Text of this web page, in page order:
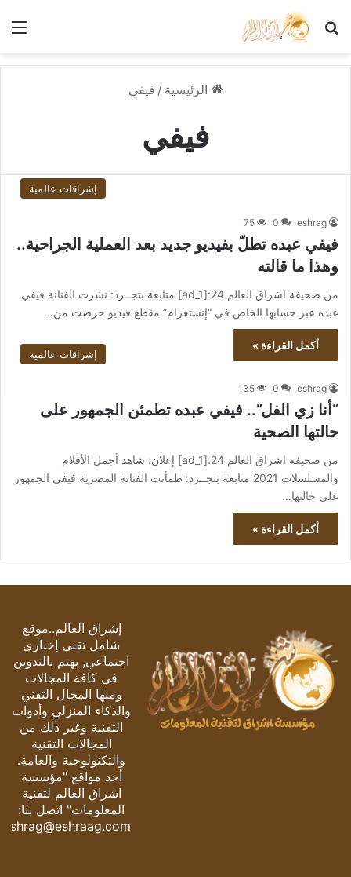
بحث عن
الرئيسية / فيفي
فيفي
إشراقات عالمية
eshrag
0
75
فيفي عبده تطلّ بفيديو جديد بعد العملية الجراحية..
وهذا ما قالته
من صحيفة اشراق العالم 24:[ad_1] متابعة بتجــرد: نشرت الفنانة فيفي
عبده عبر حسابها الخاص في “إنستغرام” مقطع فيديو حرصت من…
أكمل القراءة »
إشراقات عالمية
eshrag
0
135
“أنا زي الفل”.. فيفي عبده تطمئن الجمهور على
حالتها الصحية
من صحيفة اشراق العالم 24:[ad_1] إعلان: شاهد أجمل الأفلام
والمسلسلات 2021 متابعة بتجــرد: طمأنت الفنانة المصرية فيفي الجمهور
على حالتها…
أكمل القراءة »
إشراق العالم..موقع
شامل تقني إخباري
اجتماعي, يهتم بالتدوين
في كافة المجالات
ومنها المجال التقني
والذكاء المنزلي وأدوات
التقنية وغير ذلك من
المجالات التقنية
والتكنولوجية والعامة.
أحد مواقع "مؤسسة
اشراق العالم لتقنية
المعلومات" اتصل بنا:
eshrag@eshraag.com